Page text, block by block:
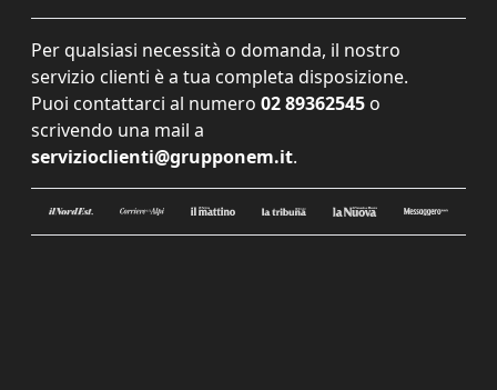
Per qualsiasi necessità o domanda, il nostro
servizio clienti è a tua completa disposizione.
Puoi contattarci al numero 02 89362545 o
scrivendo una mail a
servizioclienti@grupponem.it.